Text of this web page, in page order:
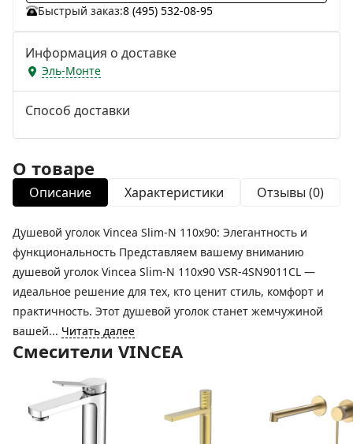
Быстрый заказ:8 (495) 532-08-95
Информация о доставке
Эль-Монте
Способ доставки
О товаре
Описание Характеристики Отзывы (0)
Душевой уголок Vincea Slim-N 110x90: Элегантность и
функциональность Представляем вашему вниманию
душевой уголок Vincea Slim-N 110x90 VSR-4SN9011CL —
идеальное решение для тех, кто ценит стиль, комфорт и
практичность. Этот душевой уголок станет жемчужиной
вашей... Читать далее
Смесители VINCEA